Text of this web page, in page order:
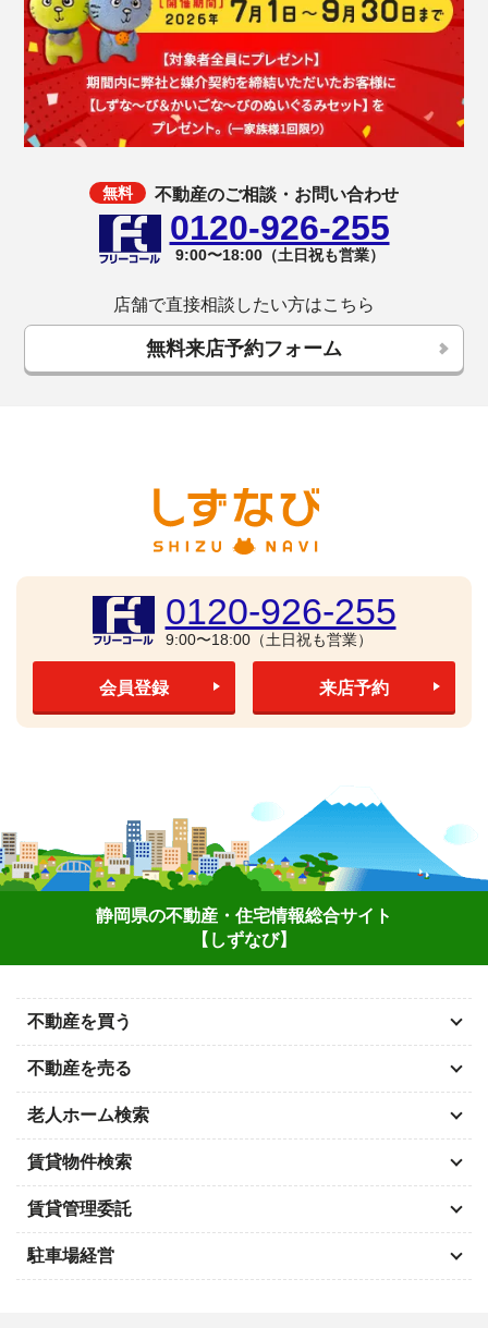
不動産のご相談・お問い合わせ
0120-926-255
9:00〜18:00（土日祝も営業）
店舗で直接相談したい方はこちら
無料来店予約フォーム
0120-926-255
9:00〜18:00（土日祝も営業）
会員登録 来店予約
静岡県の不動産・住宅情報総合サイト
【しずなび】
不動産を買う
不動産を売る
老人ホーム検索
賃貸物件検索
賃貸管理委託
駐車場経営